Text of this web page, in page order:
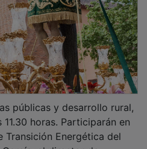
horas. Participarán en
Transición Energética del
el director de